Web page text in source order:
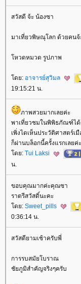
สวัสดี จ้ะ น้องซา
มาเที่ยวพิษณุโลก ด้วยคนจ้
หวดหมวด รูปภาพ
ดย: อาจารย์สุวิมล
19:15:21 น.
ภาพสวยมากเลยค่ะ
พาเที่ยวชมในพิพิธภัณฑ์ไ
เพิ่งไดเห็นประวัติศาสตร์เมื
ก็ผ่านบล็อกนี้ครั้งแรกเลย
ดย: Tui Laksi
น.
ขอบคุณมากค่ะคุณซา
ราตรีสวัสดิ์นะคะ
ดย: Sweet_pills
0:36:14 น.
สวัสดียามเช้าครับพี่
การรบสมัยโบราณ
ชัยภูมิสำคัญจริงๆครับ